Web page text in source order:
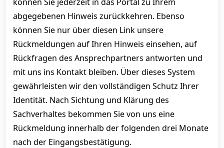
abgegebenen Hinweis zurückkehren. Ebenso
können Sie nur über diesen Link unsere
Rückmeldungen auf Ihren Hinweis einsehen, auf
Rückfragen des Ansprechpartners antworten und
mit uns ins Kontakt bleiben. Über dieses System
gewährleisten wir den vollständigen Schutz Ihrer
Identität. Nach Sichtung und Klärung des
Sachverhaltes bekommen Sie von uns eine
Rückmeldung innerhalb der folgenden drei Monate
nach der Eingangsbestätigung.